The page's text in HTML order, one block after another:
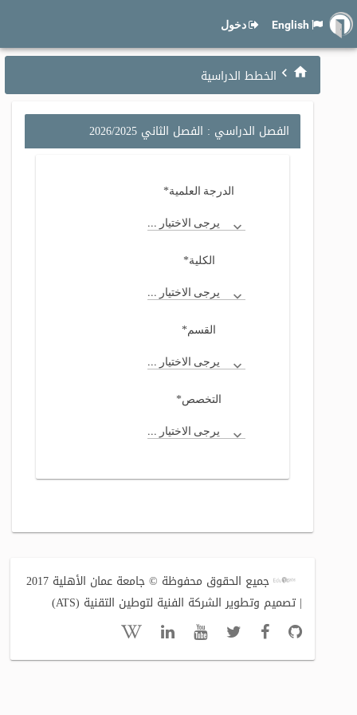
دخول
الخطط الدراسية
الفصل الدراسي : الفصل الثاني 2026/2025
الدرجة العلمية*
يرجى الاختيار ...
الكلية*
يرجى الاختيار ...
القسم*
يرجى الاختيار ...
التخصص*
يرجى الاختيار ...
جميع الحقوق محفوظة © جامعة عمان الأهلية 2017
| تصميم وتطوير الشركة الفنية لتوطين التقنية (ATS)